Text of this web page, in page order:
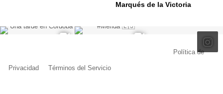
Marqués de la Victoria
Política de
Privacidad Términos del Servicio